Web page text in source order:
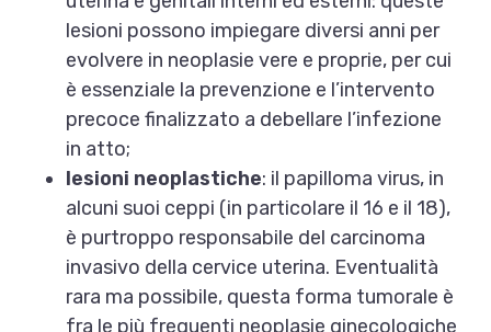
lesioni possono impiegare diversi anni per
evolvere in neoplasie vere e proprie, per cui
è essenziale la prevenzione e l’intervento
precoce finalizzato a debellare l’infezione
in atto;
lesioni neoplastiche: il papilloma virus, in
alcuni suoi ceppi (in particolare il 16 e il 18),
è purtroppo responsabile del carcinoma
invasivo della cervice uterina. Eventualità
rara ma possibile, questa forma tumorale è
fra le più frequenti neoplasie ginecologiche